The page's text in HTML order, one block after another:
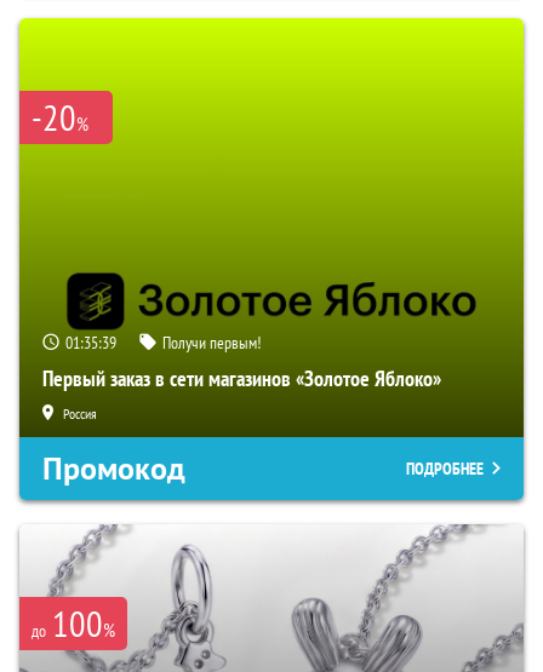
-20%
01:35:37 Получи первым!
Первый заказ в сети магазинов «Золотое Яблоко»
Россия
Промокод ПОДРОБНЕЕ
до 100%